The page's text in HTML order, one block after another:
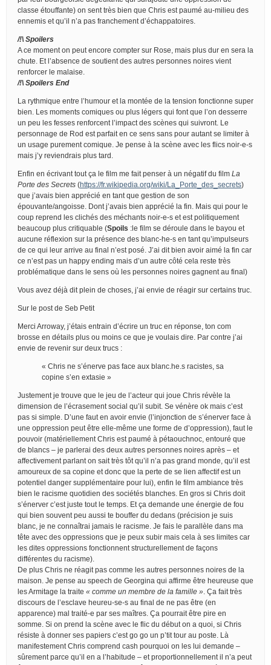
classe étouffante) on sent très bien que Chris est paumé au-milieu des
ennemis et qu’il n’a pas franchement d’échappatoires.
/!\ Spoilers
A ce moment on peut encore compter sur Rose, mais plus dur en sera la
chute. Et l’absence de soutient des autres personnes noires vient
renforcer le malaise.
/!\ Spoilers End
La rythmique entre l’humour et la montée de la tension fonctionne super
bien. Les moments comiques ou plus légers qui font que l’on desserre
un peu les fesses renforcent l’impact des scènes qui suivront. Le
personnage de Rod est parfait en ce sens sans pour autant se limiter à
un usage purement comique. Je pense à la scène avec les flics noir-e-s
mais j’y reviendrais plus tard.
Enfin en écrivant tout ça le film me fait penser à un négatif du film La
Porte des Secrets (https://fr.wikipedia.org/wiki/La_Porte_des_secrets)
que j’avais bien apprécié en tant que gestion de son
épouvante/angoisse. Dont j’avais bien apprécié la fin. Mais qui pour le
coup reprend les clichés des méchants noir-e-s et est politiquement
beaucoup plus critiquable (Spoils :le film se déroule dans le bayou et
aucune réflexion sur la présence des blanc-he-s en tant qu’impulseurs
de ce qui leur arrive au final n’est posé. J’ai dit bien avoir aimé la fin car
ce n’est pas un happy ending mais d’un autre côté cela reste très
problématique dans le sens où les personnes noires gagnent au final)
Vous avez déjà dit plein de choses, j’ai envie de réagir sur certains truc.
Sur le post de Seb Petit
Merci Arroway, j’étais entrain d’écrire un truc en réponse, ton com
brosse en détails plus ou moins ce que je voulais dire. Par contre j’ai
envie de revenir sur deux trucs :
« Chris ne s’énerve pas face aux blanc.he.s racistes, sa
copine s’en extasie »
Justement je trouve que le jeu de l’acteur qui joue Chris révèle la
dimension de l’écrasement social qu’il subit. Se vénère ok mais c’est
pas si simple. D’une faut en avoir envie (l’injonction de s’énerver face à
une oppression peut être elle-même une forme de d’oppression), faut le
pouvoir (matériellement Chris est paumé à pétaouchnoc, entouré que
de blancs – je parlerai des deux autres personnes noires après – et
affectivement parlant on sait très tôt qu’il n’a pas grand monde, qu’il est
amoureux de sa copine et donc que la perte de se lien affectif est un
potentiel danger supplémentaire pour lui), enfin le film ambiance très
bien le racisme quotidien des sociétés blanches. En gros si Chris doit
s’énerver c’est juste tout le temps. Et ça demande une énergie de fou
qui bien souvent peu aussi te bouffer du dedans (précision je suis
blanc, je ne connaîtrai jamais le racisme. Je fais le parallèle dans ma
tête avec des oppressions que je peux subir mais cela à ses limites car
les dites oppressions fonctionnent structurellement de façons
différentes du racisme).
De plus Chris ne réagit pas comme les autres personnes noires de la
maison. Je pense au speech de Georgina qui affirme être heureuse que
les Armitage la traite « comme un membre de la famille » . Ça fait très
discours de l’esclave heureu-se-s au final de ne pas être (en
apparence) mal traité-e par ses maîtres. Ça pourrait être pire en
somme. Si on prend la scène avec le flic du début on a quoi, si Chris
résiste à donner ses papiers c’est go go un p’tit tour au poste. Là
manifestement Chris comprend cash pourquoi on les lui demande –
sûrement parce qu’il en a l’habitude – et proportionnellement il n’a peut